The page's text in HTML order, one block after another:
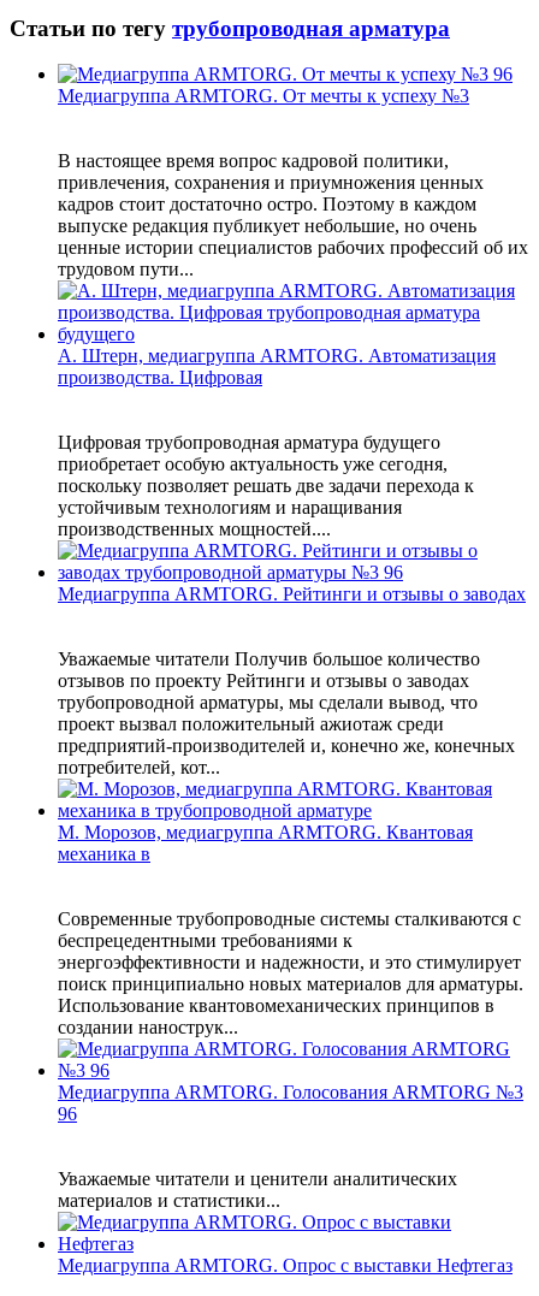
Статьи по тегу трубопроводная арматура
Медиагруппа ARMTORG. От мечты к успеху №3
В настоящее время вопрос кадровой политики,
привлечения, сохранения и приумножения ценных
кадров стоит достаточно остро. Поэтому в каждом
выпуске редакция публикует небольшие, но очень
ценные истории специалистов рабочих профессий об их
трудовом пути...
А. Штерн, медиагруппа ARMTORG. Автоматизация
производства. Цифровая
Цифровая трубопроводная арматура будущего
приобретает особую актуальность уже сегодня,
поскольку позволяет решать две задачи перехода к
устойчивым технологиям и наращивания
производственных мощностей....
Медиагруппа ARMTORG. Рейтинги и отзывы о заводах
Уважаемые читатели Получив большое количество
отзывов по проекту Рейтинги и отзывы о заводах
трубопроводной арматуры, мы сделали вывод, что
проект вызвал положительный ажиотаж среди
предприятий-производителей и, конечно же, конечных
потребителей, кот...
М. Морозов, медиагруппа ARMTORG. Квантовая
механика в
Современные трубопроводные системы сталкиваются с
беспрецедентными требованиями к
энергоэффективности и надежности, и это стимулирует
поиск принципиально новых материалов для арматуры.
Использование квантовомеханических принципов в
создании нанострук...
Медиагруппа ARMTORG. Голосования ARMTORG №3
96
Уважаемые читатели и ценители аналитических
материалов и статистики...
Медиагруппа ARMTORG. Опрос с выставки Нефтегаз